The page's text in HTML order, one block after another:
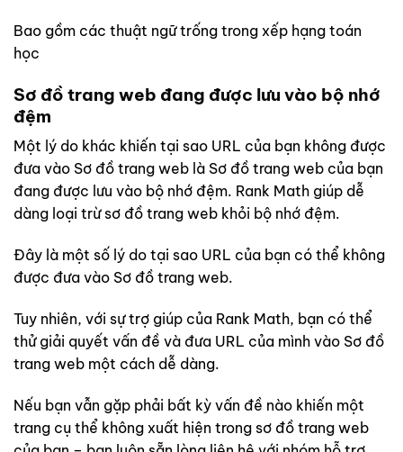
Bao gồm các thuật ngữ trống trong xếp hạng toán
học
Sơ đồ trang web đang được lưu vào bộ nhớ
đệm
Một lý do khác khiến tại sao URL của bạn không được
đưa vào Sơ đồ trang web là Sơ đồ trang web của bạn
đang được lưu vào bộ nhớ đệm. Rank Math giúp dễ
dàng loại trừ sơ đồ trang web khỏi bộ nhớ đệm.
Đây là một số lý do tại sao URL của bạn có thể không
được đưa vào Sơ đồ trang web.
Tuy nhiên, với sự trợ giúp của Rank Math, bạn có thể
thử giải quyết vấn đề và đưa URL của mình vào Sơ đồ
trang web một cách dễ dàng.
Nếu bạn vẫn gặp phải bất kỳ vấn đề nào khiến một
trang cụ thể không xuất hiện trong sơ đồ trang web